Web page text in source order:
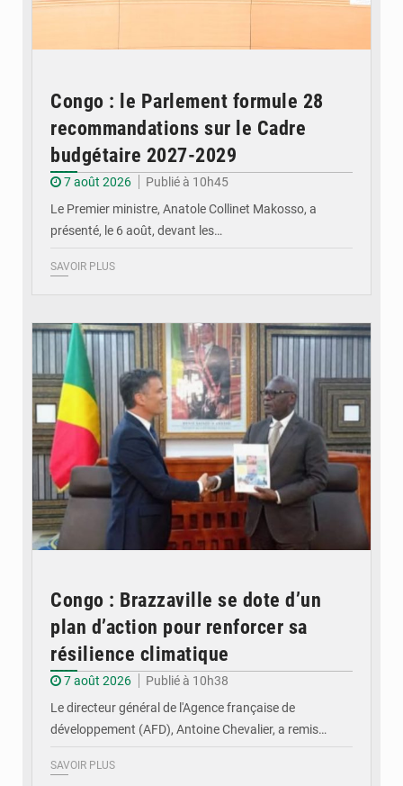
Congo : le Parlement formule 28
recommandations sur le Cadre
budgétaire 2027-2029
7 août 2026
Publié à 10h45
Le Premier ministre, Anatole Collinet Makosso, a
présenté, le 6 août, devant les…
SAVOIR PLUS
Congo : Brazzaville se dote d’un
plan d’action pour renforcer sa
résilience climatique
7 août 2026
Publié à 10h38
Le directeur général de l'Agence française de
développement (AFD), Antoine Chevalier, a remis…
SAVOIR PLUS